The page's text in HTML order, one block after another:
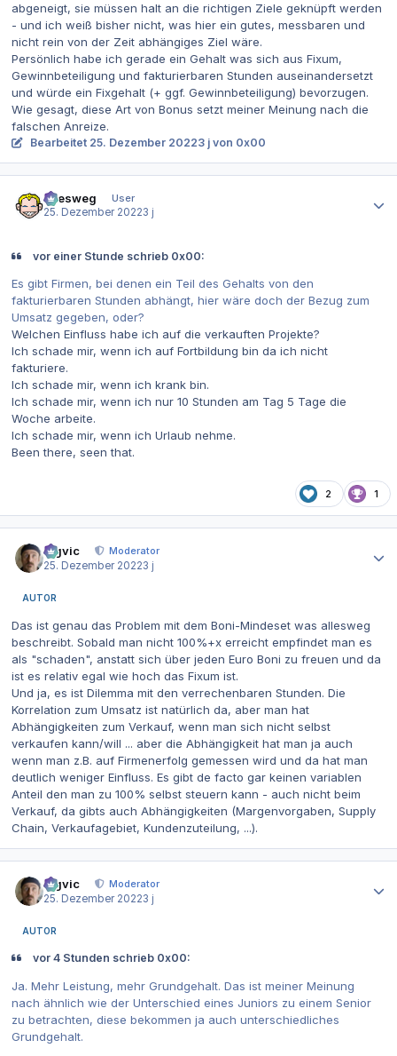
abgeneigt, sie müssen halt an die richtigen Ziele geknüpft werden
- und ich weiß bisher nicht, was hier ein gutes, messbaren und
nicht rein von der Zeit abhängiges Ziel wäre.
Persönlich habe ich gerade ein Gehalt was sich aus Fixum,
Gewinnbeteiligung und fakturierbaren Stunden auseinandersetzt
und würde ein Fixgehalt (+ ggf. Gewinnbeteiligung) bevorzugen.
Wie gesagt, diese Art von Bonus setzt meiner Meinung nach die
falschen Anreize.
Bearbeitet 25. Dezember 20223 j von 0x00
allesweg
User
25. Dezember 20223 j
vor einer Stunde schrieb 0x00:
Es gibt Firmen, bei denen ein Teil des Gehalts von den
fakturierbaren Stunden abhängt, hier wäre doch der Bezug zum
Umsatz gegeben, oder?
Welchen Einfluss habe ich auf die verkauften Projekte?
Ich schade mir, wenn ich auf Fortbildung bin da ich nicht
fakturiere.
Ich schade mir, wenn ich krank bin.
Ich schade mir, wenn ich nur 10 Stunden am Tag 5 Tage die
Woche arbeite.
Ich schade mir, wenn ich Urlaub nehme.
Been there, seen that.
2 1
bigvic
Moderator
25. Dezember 20223 j
AUTOR
Das ist genau das Problem mit dem Boni-Mindeset was allesweg
beschreibt. Sobald man nicht 100%+x erreicht empfindet man es
als "schaden", anstatt sich über jeden Euro Boni zu freuen und da
ist es relativ egal wie hoch das Fixum ist.
Und ja, es ist Dilemma mit den verrechenbaren Stunden. Die
Korrelation zum Umsatz ist natürlich da, aber man hat
Abhängigkeiten zum Verkauf, wenn man sich nicht selbst
verkaufen kann/will ... aber die Abhängigkeit hat man ja auch
wenn man z.B. auf Firmenerfolg gemessen wird und da hat man
deutlich weniger Einfluss. Es gibt de facto gar keinen variablen
Anteil den man zu 100% selbst steuern kann - auch nicht beim
Verkauf, da gibts auch Abhängigkeiten (Margenvorgaben, Supply
Chain, Verkaufagebiet, Kundenzuteilung, ...).
bigvic
Moderator
25. Dezember 20223 j
AUTOR
vor 4 Stunden schrieb 0x00:
Ja. Mehr Leistung, mehr Grundgehalt. Das ist meiner Meinung
nach ähnlich wie der Unterschied eines Juniors zu einem Senior
zu betrachten, diese bekommen ja auch unterschiedliches
Grundgehalt.